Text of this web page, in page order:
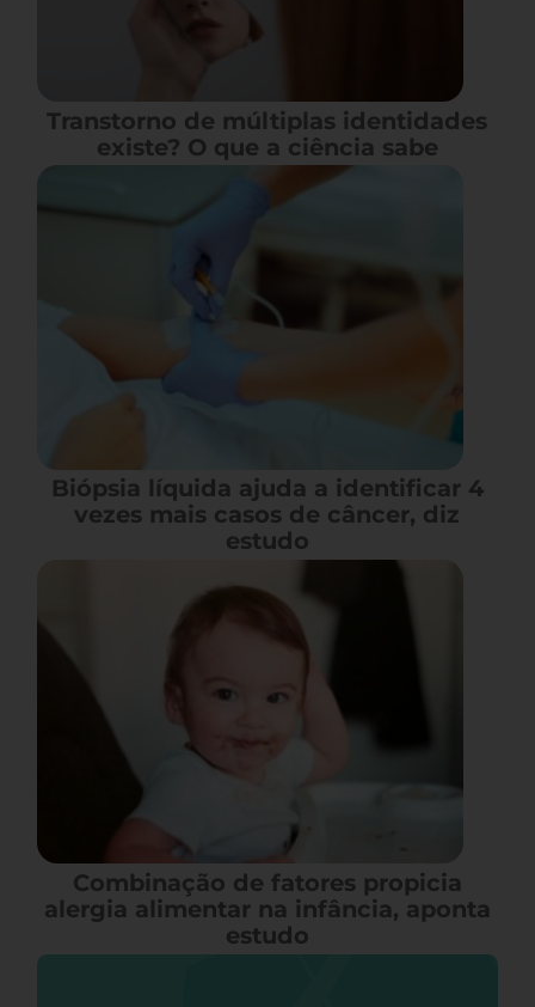
Transtorno de múltiplas identidades
existe? O que a ciência sabe
Biópsia líquida ajuda a identificar 4
vezes mais casos de câncer, diz
estudo
Combinação de fatores propicia
alergia alimentar na infância, aponta
estudo